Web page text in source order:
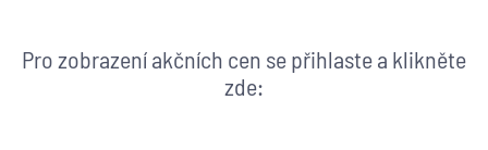
Pro zobrazení akčních cen se přihlaste a klikněte
zde: